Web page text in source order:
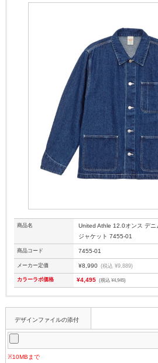
商品名
United Athle 12.0オンス デニ
ジャケット 7455-01
商品コード 7455-01
メーカー定価 ¥8,990 (税込 ¥9,889)
カラーラボ価格 ¥4,495 (税込 ¥4,945)
デザインファイルの添付
※10MBまで